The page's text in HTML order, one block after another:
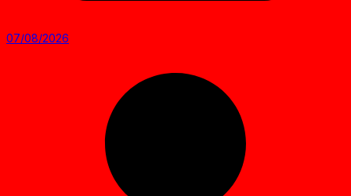
07/08/2026